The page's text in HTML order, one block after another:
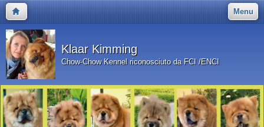
Menu
Klaar Kimming
Chow-Chow Kennel riconosciuto da FCI /ENCI